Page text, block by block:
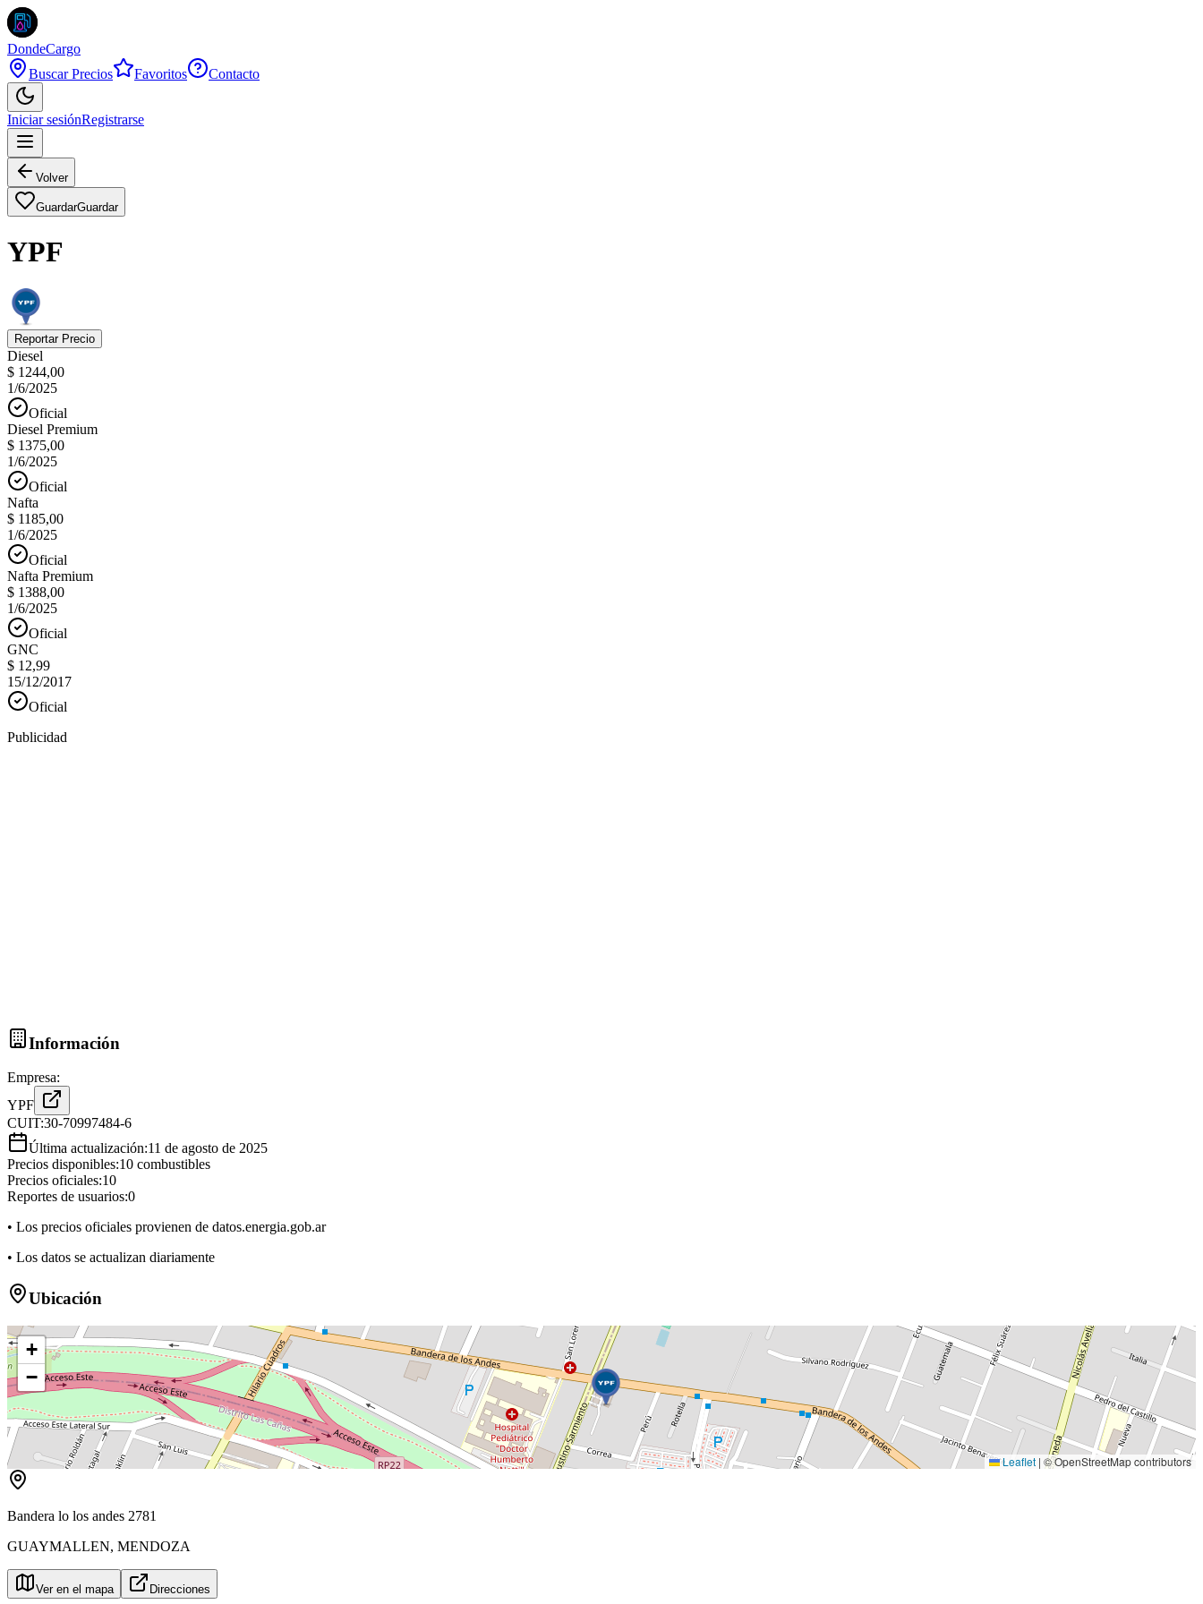
DondeCargo
Buscar Precios
Favoritos Contacto
Iniciar sesiónRegistrarse
Volver
GuardarGuardar
YPF
Reportar Precio
Diesel
$ 1244,00
1/6/2025
Oficial
Diesel Premium
$ 1375,00
1/6/2025
Oficial
Nafta
$ 1185,00
1/6/2025
Oficial
Nafta Premium
$ 1388,00
1/6/2025
Oficial
GNC
$ 12,99
15/12/2017
Oficial
Publicidad
Información
Empresa:
YPF
CUIT:30-70997484-6
Última actualización:11 de agosto de 2025
Precios disponibles:10 combustibles
Precios oficiales:10
Reportes de usuarios:0
• Los precios oficiales provienen de datos.energia.gob.ar
• Los datos se actualizan diariamente
Ubicación
+
−
Leaflet | © OpenStreetMap contributors
Bandera lo los andes 2781
GUAYMALLEN, MENDOZA
Ver en el mapa Direcciones